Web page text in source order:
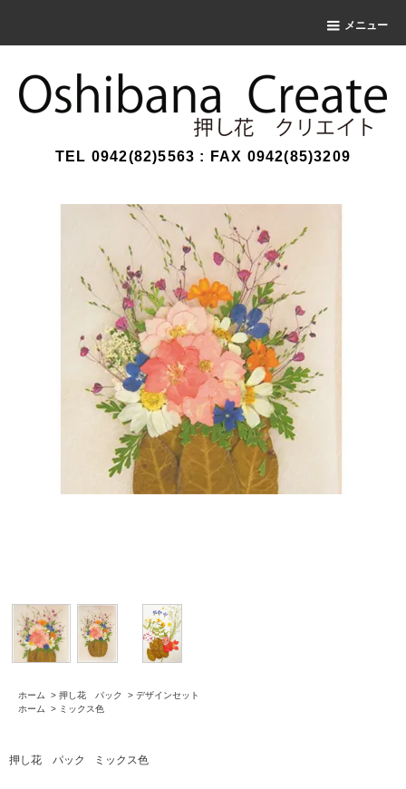
メニュー
TEL 0942(82)5563 : FAX 0942(85)3209
ホーム > 押し花 パック > デザインセット
ホーム
> ミックス色
押し花 パック ミックス色